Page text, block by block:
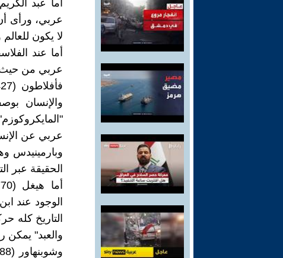
عربي، ورأى
لا يكون
أما عند
عربي من حيث
والإنسان
عربي عن
وبارمينيدس
الحقيقة عبر
الوجود عند
التاريخ كله
والعبد" يمكن